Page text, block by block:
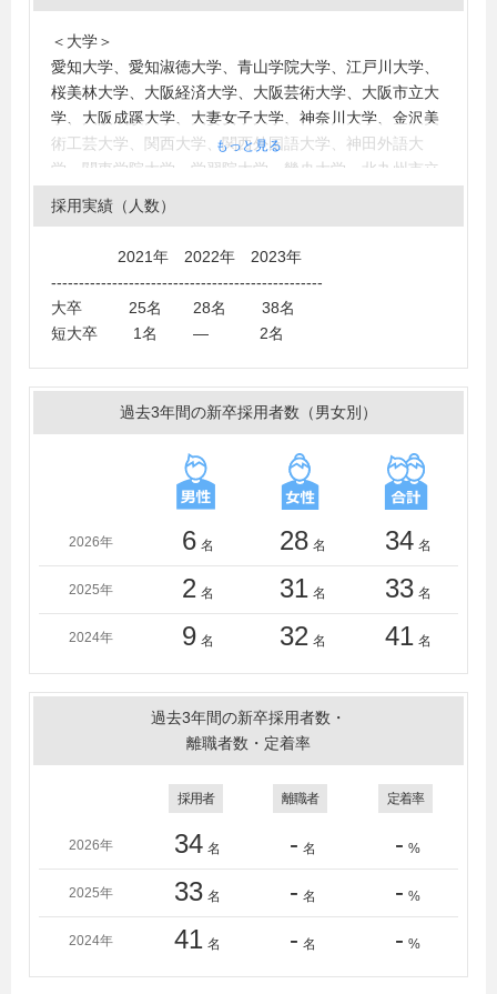
＜大学＞
愛知大学、愛知淑徳大学、青山学院大学、江戸川大学、
桜美林大学、大阪経済大学、大阪芸術大学、大阪市立大
学、大阪成蹊大学、大妻女子大学、神奈川大学、金沢美
術工芸大学、関西大学、関西外国語大学、神田外語大
学、関東学院大学、学習院大学、畿央大学、北九州市立
大学、九州大学、九州工業大学、九州産業大学、京都外
国語大学、京都産業大学、京都女子大学、京都精華大
院大學、駒澤大学、札幌大学、昭和女子大学、実践女子
大学、女子栄養大学、女子美術大学、杉野服飾大学、成
大学、玉川大学、多摩美術大学、大東文化大学、千葉商
学、帝塚山大学、東京音楽大学、東京家政大学、東京学
芸大学、東京経済大学、東京工科大学、東京工芸大学、
東京女子体育大学、東京造形大学、東京都市大学、東京
未来大学、東洋大学、獨協大学、名古屋芸術大学、日本
大学、広島大学、福岡大学、文化学園大学、文教大学、
文京学院大学、法政大学、北星学園大学、宮城教育大
学、武蔵大学、武蔵野大学、武蔵野美術大学、明治学院
大学、桃山学院大学、横浜市立大学、立教大学、立命館
＜短大・高専・専門学校＞
デミー、大阪モード学園、中央工学校、トライデントデ
ザイン専門学校、日本電子専門学校、専門学校大阪ビジ
ュアルアーツ・アカデミー、札幌ファッションデザイン
専門学校ＤＯＲＥＭＥ、共立女子短期大学、武庫川女子
大学短期大学部、金城大学短期大学部、東京デザイナ
ー・アカデミー、東京デザイン専門学校、日本工学院八
王子専門学校
もっと見る
採用実績（人数）
2021年 2022年 2023年
-------------------------------------------------
大卒 25名 28名 38名
短大卒 1名 ― 2名
過去3年間の新卒採用者数（男女別）
2026年 6 名 28 名 34 名
2025年 2 名 31 名 33 名
2024年 9 名 32 名 41 名
過去3年間の新卒採用者数・
離職者数・定着率
採用者 離職者 定着率
2026年 34 名 - 名 - %
2025年 33 名 - 名 - %
2024年 41 名 - 名 - %